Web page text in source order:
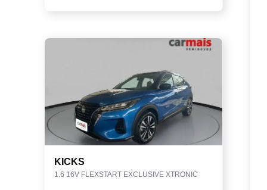
KICKS
1.6 16V FLEXSTART EXCLUSIVE XTRONIC